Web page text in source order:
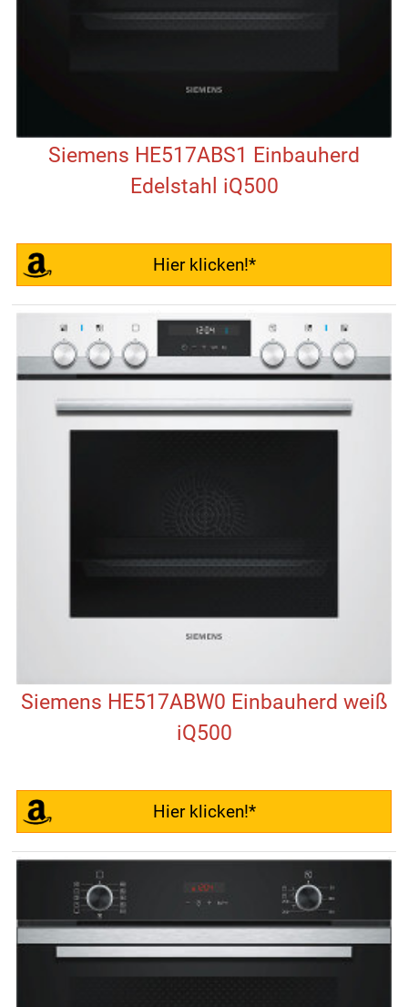
Siemens HE517ABS1 Einbauherd
Edelstahl iQ500
Hier klicken!*
Siemens HE517ABW0 Einbauherd weiß
iQ500
Hier klicken!*